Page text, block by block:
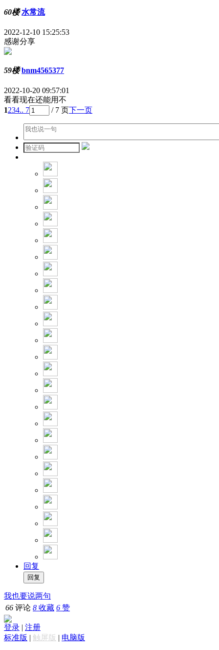
60楼 水常流
2022-12-10 15:25:53
感谢分享
59楼 bnm4565377
2022-10-20 09:57:01
看看现在还能用不
1234.. 7 / 7 页下一页
回复
我也要说两句
66 评论 8 收藏 6 赞
登录 | 注册
标准版 | 触屏版 | 电脑版